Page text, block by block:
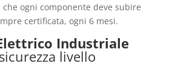
ogni componente deve subire
certificata, ogni 6 mesi.
Industriale
sicurezza livello